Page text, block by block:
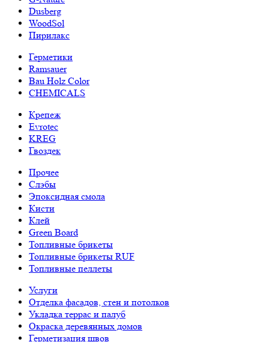
Dusberg
WoodSol
Пирилакс
Герметики
Ramsauer
Bau Holz Color
CHEMICALS
Крепеж
Evrotec
KREG
Гвоздек
Прочее
Слэбы
Эпоксидная смола
Кисти
Клей
Green Board
Топливные брикеты
Топливные брикеты RUF
Топливные пеллеты
Услуги
Отделка фасадов, стен и потолков
Укладка террас и палуб
Окраска деревянных домов
Герметизация швов